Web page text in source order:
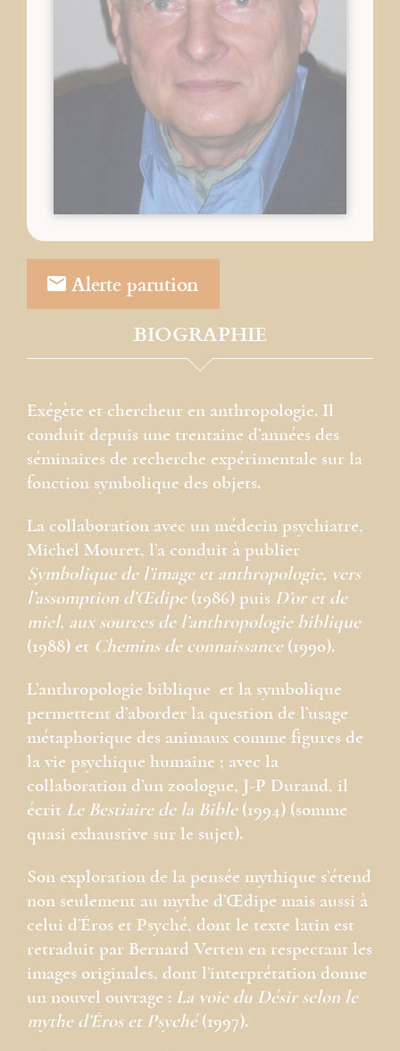
Alerte parution
BIOGRAPHIE
Exégète et chercheur en anthropologie. Il
conduit depuis une trentaine d’années des
séminaires de recherche expérimentale sur la
fonction symbolique des objets.
La collaboration avec un médecin psychiatre,
Michel Mouret, l’a conduit à publier
Symbolique de l’image et anthropologie, vers
l’assomption d’Œdipe(1986) puis D’or et de
miel, aux sources de l’anthropologie biblique
(1988) et Chemins de connaissance(1990).
L’anthropologie biblique et la symbolique
permettent d’aborder la question de l’usage
métaphorique des animaux comme figures de
la vie psychique humaine ; avec la
collaboration d’un zoologue, J-P Durand, il
écrit Le Bestiaire de la Bible(1994) (somme
quasi exhaustive sur le sujet).
Son exploration de la pensée mythique s’étend
non seulement au mythe d’Œdipe mais aussi à
celui d’Éros et Psyché, dont le texte latin est
retraduit par Bernard Verten en respectant les
images originales, dont l’interprétation donne
un nouvel ouvrage : La voie du Désir selon le
mythe d’Éros et Psyché(1997).